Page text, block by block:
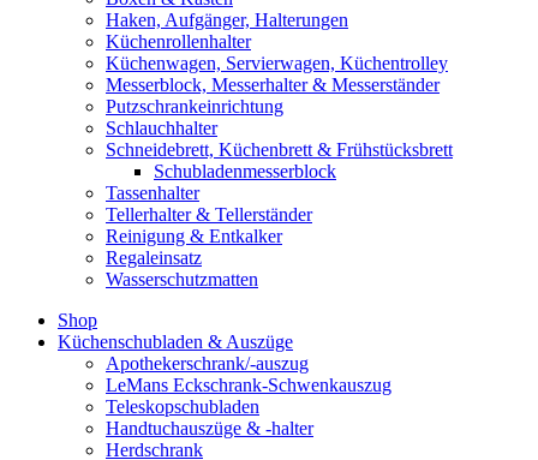
Haken, Aufgänger, Halterungen
Küchenrollenhalter
Küchenwagen, Servierwagen, Küchentrolley
Messerblock, Messerhalter & Messerständer
Putzschrankeinrichtung
Schlauchhalter
Schneidebrett, Küchenbrett & Frühstücksbrett
Schubladenmesserblock
Tassenhalter
Tellerhalter & Tellerständer
Reinigung & Entkalker
Regaleinsatz
Wasserschutzmatten
Shop
Küchenschubladen & Auszüge
Apothekerschrank/-auszug
LeMans Eckschrank-Schwenkauszug
Teleskopschubladen
Handtuchauszüge & -halter
Herdschrank